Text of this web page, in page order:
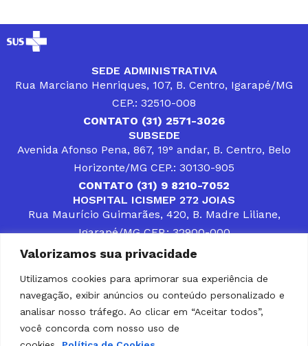
Valorizamos sua privacidade
Utilizamos cookies para aprimorar sua experiência de
navegação, exibir anúncios ou conteúdo personalizado e
analisar nosso tráfego. Ao clicar em “Aceitar todos”,
você concorda com nosso uso de
SEDE ADMINISTRATIVA
Rua Marciano Henriques, 107, B. Centro, Igarapé/MG
CEP.: 32510-008
CONTATO (31) 2571-3026
SUBSEDE
Avenida Afonso Pena, 867, 19° andar, B. Centro, Belo
Horizonte/MG CEP.: 30130-905
CONTATO (31) 9 8210-7052
HOSPITAL ICISMEP 272 JOIAS
Rua Maurício Guimarães, 420, B. Madre Liliane,
Igarapé/MG CEP.: 32900-000
CONTATOS (31) 3512-4400 ou (31) 9 8309-8660
DESENVOLVER SOLUÇÕES, AÇÕES E SERVIÇOS
PÚBLICOS QUE COMPLEMENTEM A ASSISTÊNCIA À
POPULAÇÃO DA REGIÃO EM QUE ATUA, SENDO
PARCEIRO DOS MUNICÍPIOS CONSORCIADOS NA
SOLUÇÃO DE DIFICULDADES ENFRENTADAS POR
GESTORES MUNICIPAIS, É O COMPROMISSO DO
ICISMEP.